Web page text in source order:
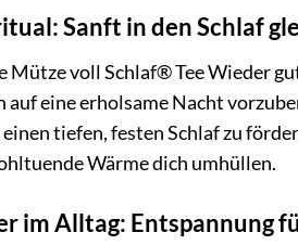
Sanft in den Schlaf
Mütze voll Schlaf® Tee Wieder
auf eine erholsame Nacht
tiefen, festen Schlaf zu
Wärme dich umhüllen.
im Alltag: Entspannung